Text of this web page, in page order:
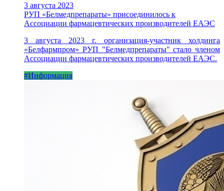
3 августа 2023
РУП «Белмедпрепараты» присоединилось к
Ассоциации фармацевтических производителей ЕАЭС
3 августа 2023 г. организация-участник холдинга
«Белфармпром» РУП "Белмедпрепараты" стало членом
Ассоциации фармацевтических производителей ЕАЭС.
#Информация